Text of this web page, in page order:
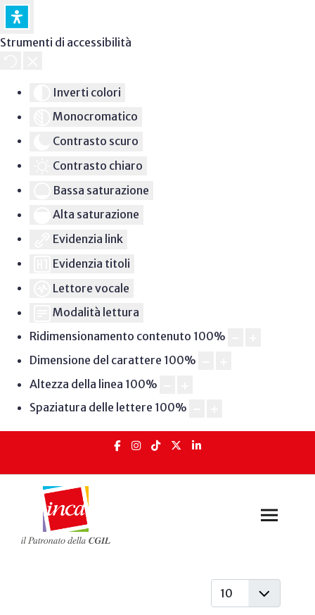
Strumenti di accessibilità
Inverti colori
Monocromatico
Contrasto scuro
Contrasto chiaro
Bassa saturazione
Alta saturazione
Evidenzia link
Evidenzia titoli
Lettore vocale
Modalità lettura
Ridimensionamento contenuto 100%
Dimensione del carattere 100%
Altezza della linea 100%
Spaziatura delle lettere 100%
Visualizza #